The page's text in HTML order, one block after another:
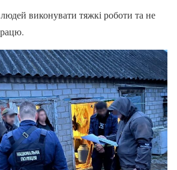
виконувати тяжкі роботи та не